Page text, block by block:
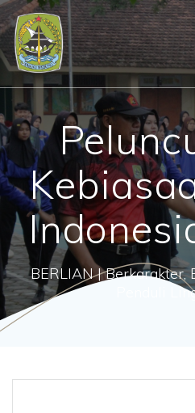
to
BERLIAN | Berkarakter,
Penduli